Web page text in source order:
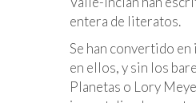
entera de literatos.
Se han convertido en
en ellos, y sin los
Planetas o Lory